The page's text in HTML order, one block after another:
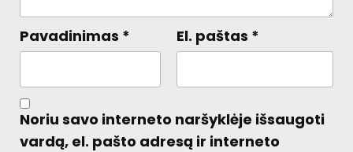
Pavadinimas * El. paštas *
Noriu savo interneto naršyklėje išsaugoti
vardą, el. pašto adresą ir interneto